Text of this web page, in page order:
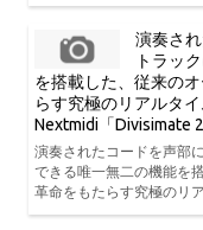
演奏さ
トラッ
を搭載した、従来の
らす究極のリアルタ
Nextmidi「Divisimate
演奏されたコードを声部
できる唯一無二の機能を
革命をもたらす究極のリ